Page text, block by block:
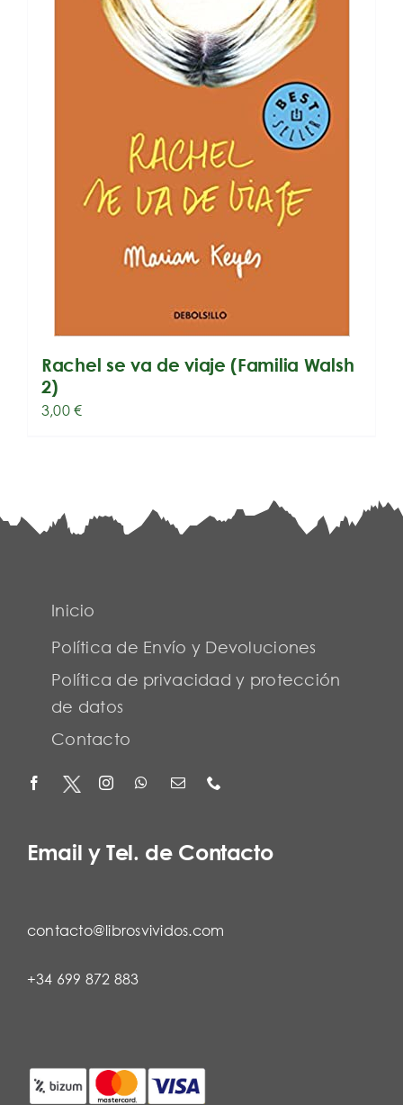
Rachel se va de viaje (Familia Walsh
2)
3,00€
Inicio
Política de Envío y Devoluciones
Política de privacidad y protección
de datos
Contacto
Email y Tel. de Contacto
contacto@librosvividos.com
+34 699 872 883